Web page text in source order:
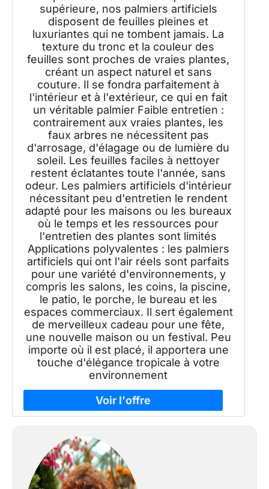
supérieure, nos palmiers artificiels
disposent de feuilles pleines et
luxuriantes qui ne tombent jamais. La
texture du tronc et la couleur des
feuilles sont proches de vraies plantes,
créant un aspect naturel et sans
couture. Il se fondra parfaitement à
l'intérieur et à l'extérieur, ce qui en fait
un véritable palmier Faible entretien :
contrairement aux vraies plantes, les
faux arbres ne nécessitent pas
d'arrosage, d'élagage ou de lumière du
soleil. Les feuilles faciles à nettoyer
restent éclatantes toute l'année, sans
odeur. Les palmiers artificiels d'intérieur
nécessitant peu d'entretien le rendent
adapté pour les maisons ou les bureaux
où le temps et les ressources pour
l'entretien des plantes sont limités
Applications polyvalentes : les palmiers
artificiels qui ont l'air réels sont parfaits
pour une variété d'environnements, y
compris les salons, les coins, la piscine,
le patio, le porche, le bureau et les
espaces commerciaux. Il sert également
de merveilleux cadeau pour une fête,
une nouvelle maison ou un festival. Peu
importe où il est placé, il apportera une
touche d'élégance tropicale à votre
environnement